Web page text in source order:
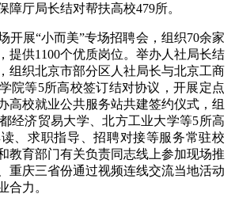
障厅局长结对帮扶高校479所。
展“小而美”专场招聘会，组织70余家
提供1100个优质岗位。举办人社局长结
组织北京市部分区人社局长与北京工商
院等5所高校签订结对协议，开展定点
高校就业公共服务站共建签约仪式，组
经济贸易大学、北方工业大学等5所高
、求职指导、招聘对接等服务常驻校
教育部门有关负责同志线上参加现场推
重庆三省份通过视频连线交流当地活动
合力。